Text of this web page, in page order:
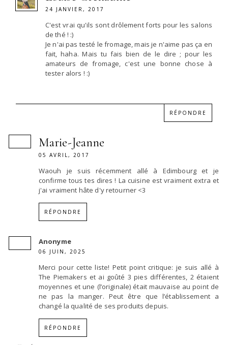
24 JANVIER, 2017
C'est vrai qu'ils sont drôlement forts pour les salons
de thé ! :)
Je n'ai pas testé le fromage, mais je n'aime pas ça en
fait, haha. Mais tu fais bien de le dire ; pour les
amateurs de fromage, c'est une bonne chose à
tester alors ! :)
RÉPONDRE
Marie-Jeanne
05 AVRIL, 2017
Waouh je suis récemment allé à Edimbourg et je
confirme tous tes dires ! La cuisine est vraiment extra et
j'ai vraiment hâte d'y retourner <3
RÉPONDRE
Anonyme
06 JUIN, 2025
Merci pour cette liste! Petit point critique: je suis allé à
The Piemakers et ai goûté 3 pies différentes, 2 étaient
moyennes et une (l’originale) était mauvaise au point de
ne pas la manger. Peut être que l’établissement a
changé la qualité de ses produits depuis.
RÉPONDRE